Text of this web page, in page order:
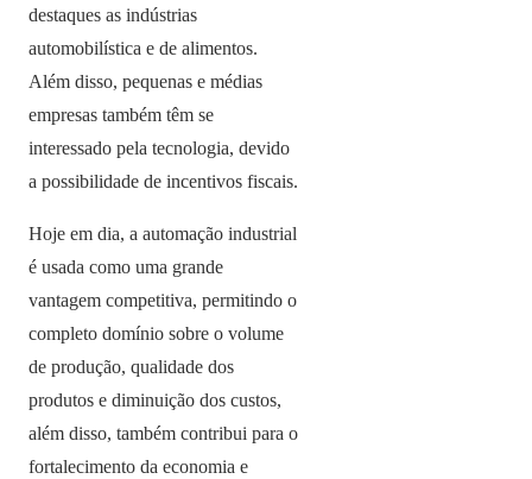
destaques as indústrias
automobilística e de alimentos.
Além disso, pequenas e médias
empresas também têm se
interessado pela tecnologia, devido
a possibilidade de incentivos fiscais.
Hoje em dia, a automação industrial
é usada como uma grande
vantagem competitiva, permitindo o
completo domínio sobre o volume
de produção, qualidade dos
produtos e diminuição dos custos,
além disso, também contribui para o
fortalecimento da economia e